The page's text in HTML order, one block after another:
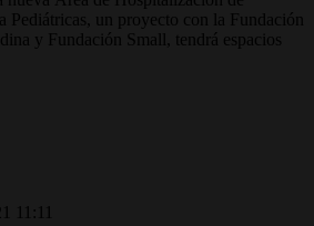
un proyecto con la Fundación
y Fundación Small, tendrá espacios
11:11